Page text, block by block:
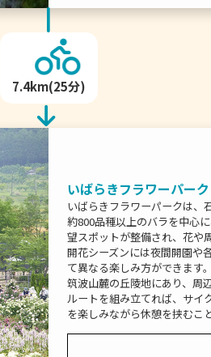
7.4km(25分)
いばらきフラワーパーク
いばらきフラワーパークは、
約800品種以上のバラを中心
望スポットが整備され、花や
開花シーズンには夜間開園や
て異なる楽しみ方ができます。
筑波山麓の丘陵地にあり、周
ルートを組み立てれば、サイ
を楽しみながら休憩を挟むこ